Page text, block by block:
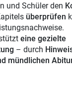
und Schüler den
überprüfen
eine gezielte
– durch
mündlichen